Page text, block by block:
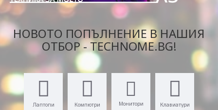
НОВОТО ПОПЪЛНЕНИЕ В НАШИЯ
ОТБОР - TECHNOME.BG!
Лаптопи Компютри Монитори Клавиатури